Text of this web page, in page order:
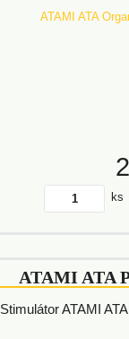
ks
ATAMI ATA
Stimulátor ATAMI